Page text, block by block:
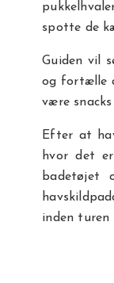
spotte de
Guiden vil
og fortælle
være
Efter at
hvor det
badetøjet
inden turen